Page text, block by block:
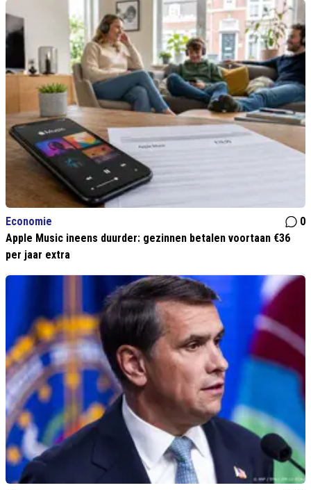
Economie
0
Apple Music ineens duurder: gezinnen betalen voortaan €36
per jaar extra